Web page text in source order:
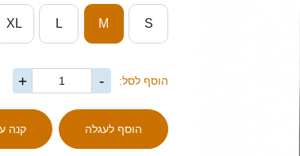
S
M
L
XL
הוסף לסל: -
+